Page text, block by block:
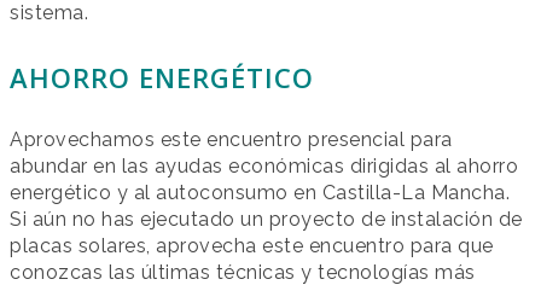
sistema.
AHORRO ENERGÉTICO
Aprovechamos este encuentro presencial para
abundar en las ayudas económicas dirigidas al ahorro
energético y al autoconsumo en Castilla-La Mancha.
Si aún no has ejecutado un proyecto de instalación de
placas solares, aprovecha este encuentro para que
conozcas las últimas técnicas y tecnologías más